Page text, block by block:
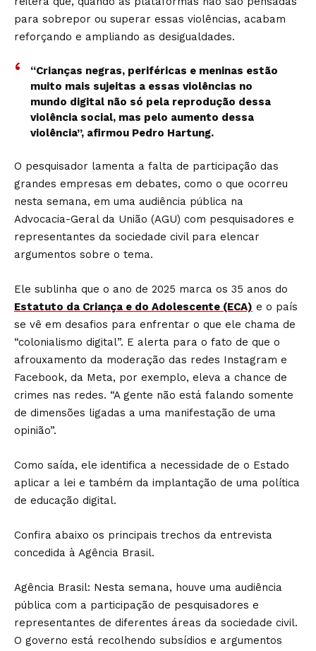
para sobrepor ou superar essas violências, acabam
reforçando e ampliando as desigualdades.
“Crianças negras, periféricas e meninas estão
muito mais sujeitas a essas violências no
mundo digital não só pela reprodução dessa
violência social, mas pelo aumento dessa
violência”, afirmou Pedro Hartung.
O pesquisador lamenta a falta de participação das
grandes empresas em debates, como o que ocorreu
nesta semana, em uma audiência pública na
Advocacia-Geral da União (AGU) com pesquisadores e
representantes da sociedade civil para elencar
argumentos sobre o tema.
Ele sublinha que o ano de 2025 marca os 35 anos do
Estatuto da Criança e do Adolescente (ECA) e o país
se vê em desafios para enfrentar o que ele chama de
“colonialismo digital”. E alerta para o fato de que o
afrouxamento da moderação das redes Instagram e
Facebook, da Meta, por exemplo, eleva a chance de
crimes nas redes. “A gente não está falando somente
de dimensões ligadas a uma manifestação de uma
opinião”.
Como saída, ele identifica a necessidade de o Estado
aplicar a lei e também da implantação de uma política
de educação digital.
Confira abaixo os principais trechos da entrevista
concedida à Agência Brasil.
Agência Brasil: Nesta semana, houve uma audiência
pública com a participação de pesquisadores e
representantes de diferentes áreas da sociedade civil.
O governo está recolhendo subsídios e argumentos